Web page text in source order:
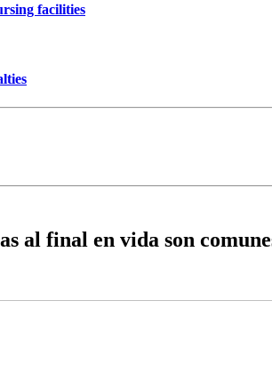
facilities
al final en vida son